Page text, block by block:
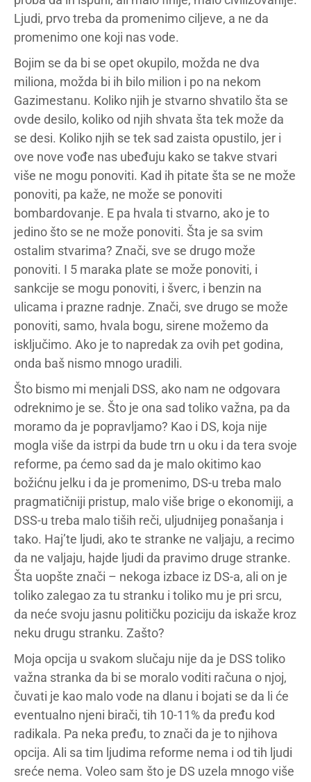
Ljudi, prvo treba da promenimo ciljeve, a ne da
promenimo one koji nas vode.
Bojim se da bi se opet okupilo, možda ne dva
miliona, možda bi ih bilo milion i po na nekom
Gazimestanu. Koliko njih je stvarno shvatilo šta se
ovde desilo, koliko od njih shvata šta tek može da
se desi. Koliko njih se tek sad zaista opustilo, jer i
ove nove vođe nas ubeđuju kako se takve stvari
više ne mogu ponoviti. Kad ih pitate šta se ne može
ponoviti, pa kaže, ne može se ponoviti
bombardovanje. E pa hvala ti stvarno, ako je to
jedino što se ne može ponoviti. Šta je sa svim
ostalim stvarima? Znači, sve se drugo može
ponoviti. I 5 maraka plate se može ponoviti, i
sankcije se mogu ponoviti, i šverc, i benzin na
ulicama i prazne radnje. Znači, sve drugo se može
ponoviti, samo, hvala bogu, sirene možemo da
isključimo. Ako je to napredak za ovih pet godina,
onda baš nismo mnogo uradili.
Što bismo mi menjali DSS, ako nam ne odgovara
odreknimo je se. Što je ona sad toliko važna, pa da
moramo da je popravljamo? Kao i DS, koja nije
mogla više da istrpi da bude trn u oku i da tera svoje
reforme, pa ćemo sad da je malo okitimo kao
božićnu jelku i da je promenimo, DS-u treba malo
pragmatičniji pristup, malo više brige o ekonomiji, a
DSS-u treba malo tiših reči, uljudnijeg ponašanja i
tako. Haj’te ljudi, ako te stranke ne valjaju, a recimo
da ne valjaju, hajde ljudi da pravimo druge stranke.
Šta uopšte znači – nekoga izbace iz DS-a, ali on je
toliko zalegao za tu stranku i toliko mu je pri srcu,
da neće svoju jasnu političku poziciju da iskaže kroz
neku drugu stranku. Zašto?
Moja opcija u svakom slučaju nije da je DSS toliko
važna stranka da bi se moralo voditi računa o njoj,
čuvati je kao malo vode na dlanu i bojati se da li će
eventualno njeni birači, tih 10-11% da pređu kod
radikala. Pa neka pređu, to znači da je to njihova
opcija. Ali sa tim ljudima reforme nema i od tih ljudi
sreće nema. Voleo sam što je DS uzela mnogo više